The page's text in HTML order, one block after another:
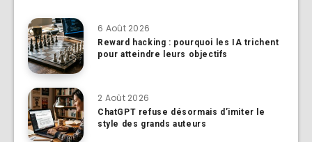
6 Août 2026
Reward hacking : pourquoi les IA trichent
pour atteindre leurs objectifs
2 Août 2026
ChatGPT refuse désormais d’imiter le
style des grands auteurs